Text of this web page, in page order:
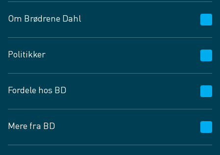
Om Brødrene Dahl
Vagttelefon 30 10 89 89
Spørgsmål og svar
Job og karriere
Fødevarekontrolrapport
Politikker
Privatlivspolitik
Cookies
Vilkår og betingelser
Fordele hos BD
BD app
BD.dk services
Mere fra BD